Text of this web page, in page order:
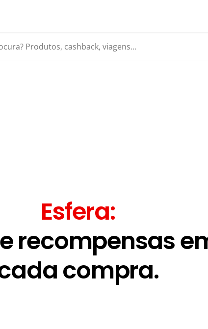
Produtos, cashback, viagens...
Esfera:
recompensas
compra.